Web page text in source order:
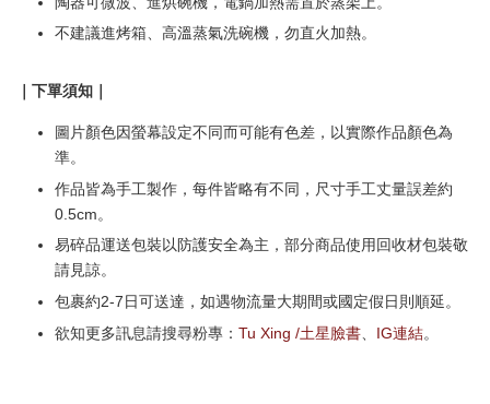
不建議進烤箱、高溫蒸氣洗碗機，勿直火加熱。
｜下單須知｜
圖片顏色因螢幕設定不同而可能有色差，以實際作品顏色為
準。
作品皆為手工製作，每件皆略有不同，尺寸手工丈量誤差約
0.5cm。
易碎品運送包裝以防護安全為主，部分商品使用回收材包裝敬
請見諒。
包裹約2-7日可送達，如遇物流量大期間或國定假日則順延。
欲知更多訊息請搜尋粉專： Tu Xing /土星臉書 IG連結。